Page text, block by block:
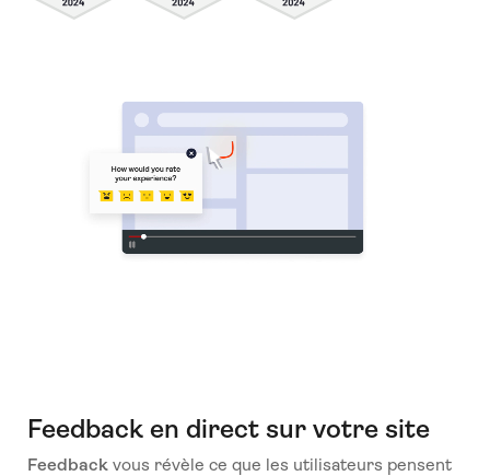
Feedback en direct sur votre site
Feedbackvous révèle ce que les utilisateurs pensent